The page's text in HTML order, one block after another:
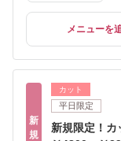
メニューを
新
規
カット
平日限定
新規限定！